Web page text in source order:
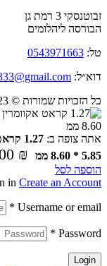
זבוטנסקי 3 רמת גן
הבורסה ליהלומים
טל: 0543971663
דוא״ל:
כל הזכויות שמורות © 2023 AVIDAN JEWELRY
אתה צופה ב:
1.27
5.85 * 8.60 ממ
₪
הוספה לסל
in Create an Account
Username or email
*
Password
*
Login